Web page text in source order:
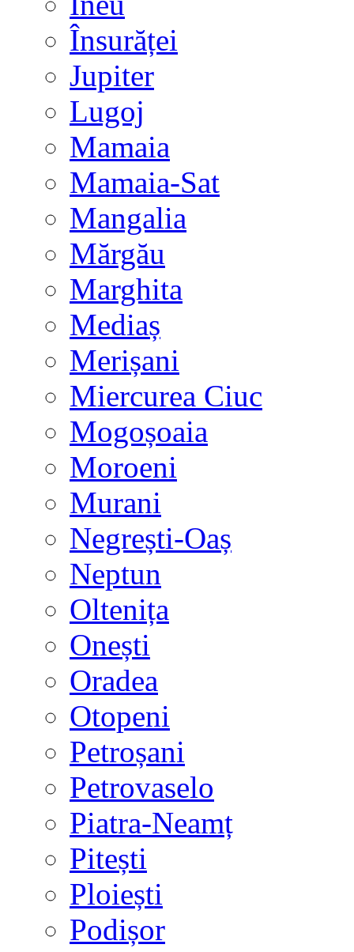
Însurăței
Jupiter
Lugoj
Mamaia
Mamaia-Sat
Mangalia
Mărgău
Marghita
Mediaș
Merișani
Miercurea Ciuc
Mogoșoaia
Moroeni
Murani
Negrești-Oaș
Neptun
Oltenița
Onești
Oradea
Otopeni
Petroșani
Petrovaselo
Piatra-Neamț
Pitești
Ploiești
Podișor